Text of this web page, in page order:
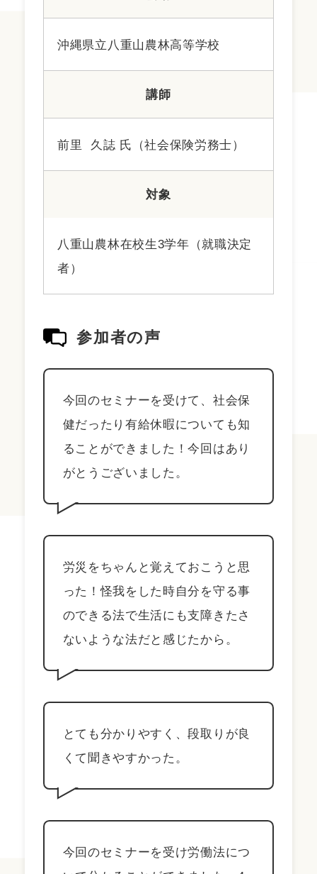
沖縄県立八重山農林高等学校
講師
前里 久誌 氏（社会保険労務士）
対象
八重山農林在校生3学年（就職決定
者）
参加者の声
今回のセミナーを受けて、社会保
健だったり有給休暇についても知
ることができました！今回はあり
がとうございました。
労災をちゃんと覚えておこうと思
った！怪我をした時自分を守る事
のできる法で生活にも支障きたさ
ないような法だと感じたから。
とても分かりやすく、段取りが良
くて聞きやすかった。
今回のセミナーを受け労働法につ